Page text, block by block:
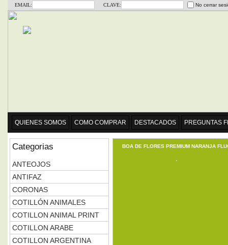
EMAIL: CLAVE: No cerrar
QUIENES SOMOS COMO COMPRAR DESTACADOS PREGUNTAS
Categorias
ANTEOJOS
ANTIFAZ
CORONAS
COTILLÓN ANIMALES
COTILLON ANIMAL PRINT
COTILLON ARABE
COTILLON ARGENTINA
BOA DE FLORES PREMIUM NARANJA